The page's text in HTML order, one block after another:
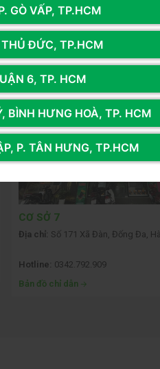
TOÀN
CƠ SỞ 7
Địa chỉ: Số 171 Xã Đàn, Đống Đa,
Hotline: 0342.792.909
Bản đồ chỉ dẫn
GÒ VẤP, TP.HCM
ĐỨC, TP.HCM
6, TP. HCM
BÌNH HƯNG HOÀ, TP. HCM
P. TÂN HƯNG, TP.HCM